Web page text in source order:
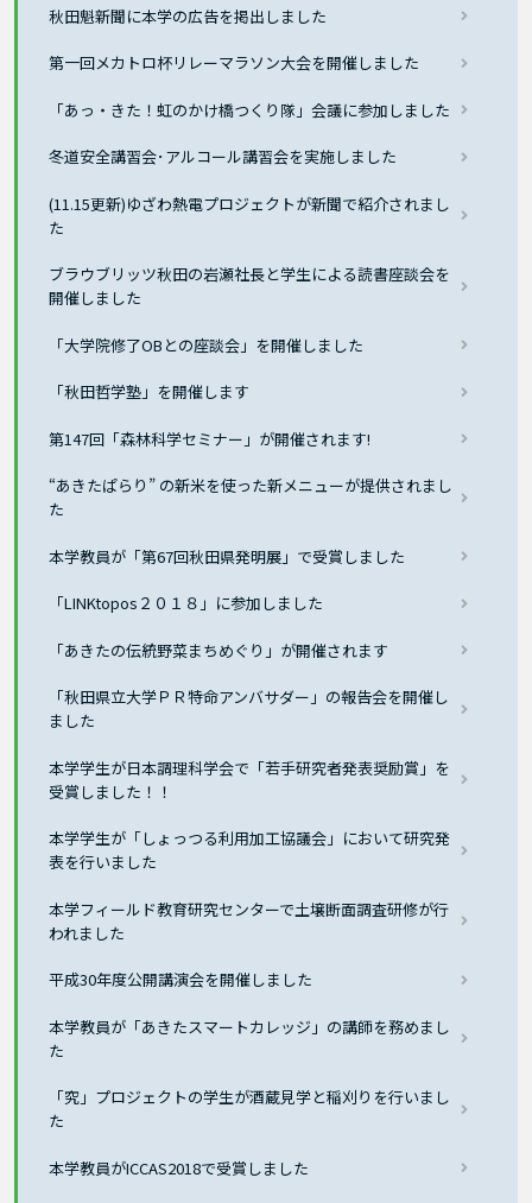
秋田魁新聞に本学の広告を掲出しました
第一回メカトロ杯リレーマラソン大会を開催しました
「あっ・きた！虹のかけ橋つくり隊」会議に参加しました
冬道安全講習会･アルコール講習会を実施しました
(11.15更新)ゆざわ熱電プロジェクトが新聞で紹介されまし
た
ブラウブリッツ秋田の岩瀬社長と学生による読書座談会を
開催しました
「大学院修了OBとの座談会」を開催しました
「秋田哲学塾」を開催します
第147回「森林科学セミナー」が開催されます!
“あきたぱらり” の新米を使った新メニューが提供されまし
た
本学教員が「第67回秋田県発明展」で受賞しました
「LINKtopos２０１８」に参加しました
「あきたの伝統野菜まちめぐり」が開催されます
「秋田県立大学ＰＲ特命アンバサダー」の報告会を開催し
ました
本学学生が日本調理科学会で「若手研究者発表奨励賞」を
受賞しました！！
本学学生が「しょっつる利用加工協議会」において研究発
表を行いました
本学フィールド教育研究センターで土壌断面調査研修が行
われました
平成30年度公開講演会を開催しました
本学教員が「あきたスマートカレッジ」の講師を務めまし
た
「究」プロジェクトの学生が酒蔵見学と稲刈りを行いまし
た
本学教員がICCAS2018で受賞しました